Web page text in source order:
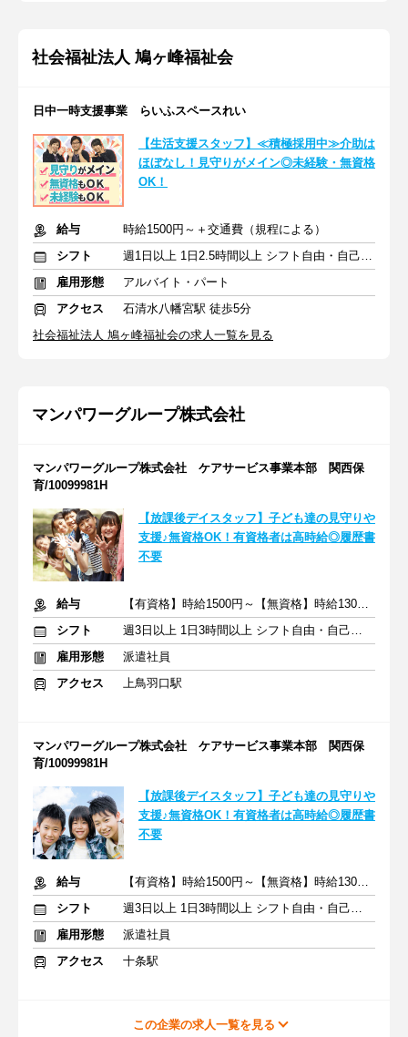
社会福祉法人 鳩ヶ峰福祉会
日中一時支援事業 らいふスペースれい
【生活支援スタッフ】≪積極採用中≫介助は
ほぼなし！見守りがメイン◎未経験・無資格
OK！
給与
時給1500円～＋交通費（規程による）
シフト
週1日以上 1日2.5時間以上 シフト自由・自己申告
雇用形態
アルバイト・パート
アクセス
石清水八幡宮駅 徒歩5分
社会福祉法人 鳩ヶ峰福祉会の求人一覧を見る
マンパワーグループ株式会社
マンパワーグループ株式会社 ケアサービス事業本部 関西保
育/10099981H
【放課後デイスタッフ】子ども達の見守りや
支援♪無資格OK！有資格者は高時給◎履歴書
不要
給与
【有資格】時給1500円～【無資格】時給1300円～
シフト
週3日以上 1日3時間以上 シフト自由・自己申告
雇用形態
派遣社員
アクセス
上鳥羽口駅
マンパワーグループ株式会社 ケアサービス事業本部 関西保
育/10099981H
【放課後デイスタッフ】子ども達の見守りや
支援♪無資格OK！有資格者は高時給◎履歴書
不要
給与
【有資格】時給1500円～【無資格】時給1300円～
シフト
週3日以上 1日3時間以上 シフト自由・自己申告
雇用形態
派遣社員
アクセス
十条駅
この企業の求人一覧を見る